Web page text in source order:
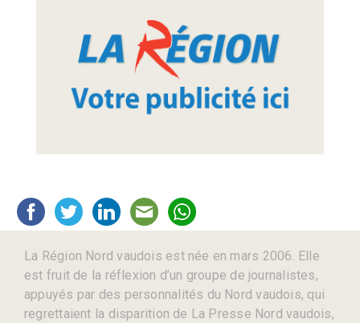
La Région Nord vaudois est née en mars 2006. Elle
est fruit de la réflexion d’un groupe de journalistes,
appuyés par des personnalités du Nord vaudois, qui
regrettaient la disparition de La Presse Nord vaudois,